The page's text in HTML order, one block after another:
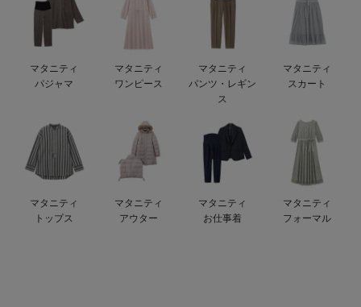
Gift Selection 出産祝い
保育園・入園準備特集
ファルスカ
デロンギ
マタニティ
パジャマ
マタニティ
ワンピース
マタニティ
パンツ・レギン
ス
マタニティ
スカート
マタニティ
トップス
マタニティ
アウター
マタニティ
お仕事着
マタニティ
フォーマル